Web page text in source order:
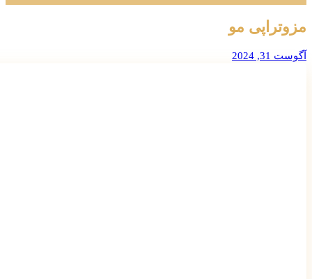
مزوتراپی مو
آگوست 31, 2024